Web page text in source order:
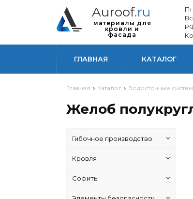
Auroof.ru
материалы для
кровли и
фасада
ГЛАВНАЯ КАТАЛОГ
Главная Каталог Водосточные
Желоб
Гибочное производство
Кровля
Софиты